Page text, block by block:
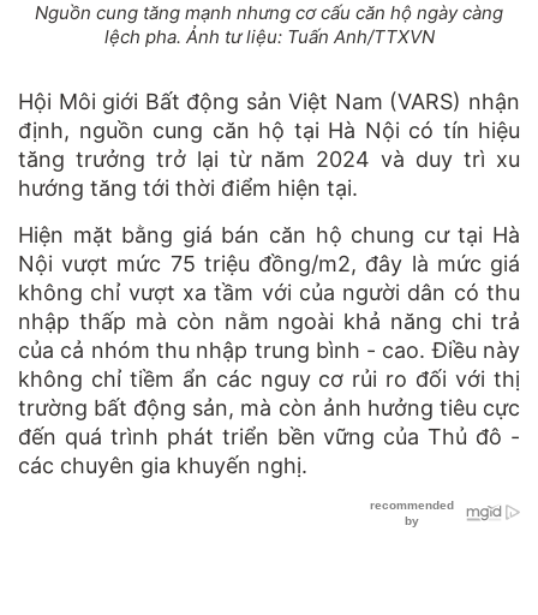
Nguồn cung tăng mạnh nhưng cơ cấu căn hộ ngày càng
lệch pha. Ảnh tư liệu: Tuấn Anh/TTXVN
Hội Môi giới Bất động sản Việt Nam (VARS) nhận
định, nguồn cung căn hộ tại Hà Nội có tín hiệu
tăng trưởng trở lại từ năm 2024 và duy trì xu
hướng tăng tới thời điểm hiện tại.
Hiện mặt bằng giá bán căn hộ chung cư tại Hà
Nội vượt mức 75 triệu đồng/m2, đây là mức giá
không chỉ vượt xa tầm với của người dân có thu
nhập thấp mà còn nằm ngoài khả năng chi trả
của cả nhóm thu nhập trung bình - cao. Điều này
không chỉ tiềm ẩn các nguy cơ rủi ro đối với thị
trường bất động sản, mà còn ảnh hưởng tiêu cực
đến quá trình phát triển bền vững của Thủ đô -
các chuyên gia khuyến nghị.